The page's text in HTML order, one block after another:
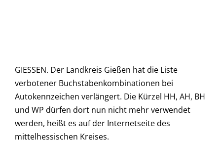
GIESSEN. Der Landkreis Gießen hat die Liste
verbotener Buchstabenkombinationen bei
Autokennzeichen verlängert. Die Kürzel HH, AH, BH
und WP dürfen dort nun nicht mehr verwendet
werden, heißt es auf der Internetseite des
mittelhessischen Kreises.